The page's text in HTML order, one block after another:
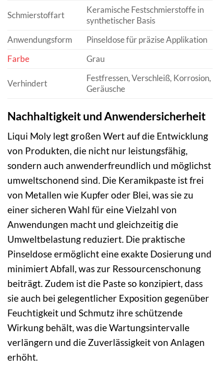
Schmierstoffart
Keramische Festschmierstoffe in
synthetischer Basis
Anwendungsform
Pinseldose für präzise Applikation
Farbe
Grau
Verhindert
Festfressen, Verschleiß, Korrosion,
Geräusche
Nachhaltigkeit und Anwendersicherheit
Liqui Moly legt großen Wert auf die Entwicklung
von Produkten, die nicht nur leistungsfähig,
sondern auch anwenderfreundlich und möglichst
umweltschonend sind. Die Keramikpaste ist frei
von Metallen wie Kupfer oder Blei, was sie zu
einer sicheren Wahl für eine Vielzahl von
Anwendungen macht und gleichzeitig die
Umweltbelastung reduziert. Die praktische
Pinseldose ermöglicht eine exakte Dosierung und
minimiert Abfall, was zur Ressourcenschonung
beiträgt. Zudem ist die Paste so konzipiert, dass
sie auch bei gelegentlicher Exposition gegenüber
Feuchtigkeit und Schmutz ihre schützende
Wirkung behält, was die Wartungsintervalle
verlängern und die Zuverlässigkeit von Anlagen
erhöht.